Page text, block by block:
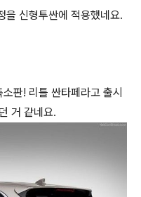
신형투싼에 적용했네요.
판! 리틀 싼타페라고 출시
거 같네요.